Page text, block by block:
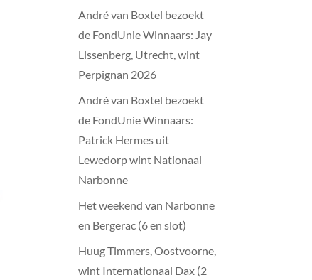
André van Boxtel bezoekt
de FondUnie Winnaars: Jay
Lissenberg, Utrecht, wint
Perpignan 2026
André van Boxtel bezoekt
de FondUnie Winnaars:
Patrick Hermes uit
Lewedorp wint Nationaal
Narbonne
Het weekend van Narbonne
en Bergerac (6 en slot)
Huug Timmers, Oostvoorne,
wint Internationaal Dax (2